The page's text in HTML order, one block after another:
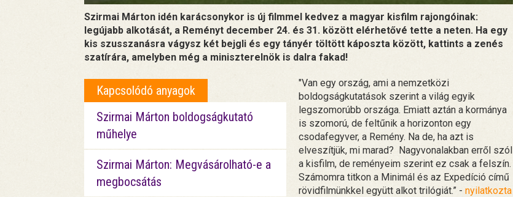
Szirmai Márton idén karácsonykor is új filmmel kedvez a magyar kisfilm rajongóinak:
legújabb alkotását, a Reményt december 24. és 31. között elérhetővé tette a neten. Ha egy
kis szusszanásra vágysz két bejgli és egy tányér töltött káposzta között, kattints a zenés
szatírára, amelyben még a miniszterelnök is dalra fakad!
Kapcsolódó anyagok
Szirmai Márton boldogságkutató
műhelye
Szirmai Márton: Megvásárolható-e a
megbocsátás
"Van egy ország, ami a nemzetközi
boldogságkutatások szerint a világ egyik
legszomorúbb országa. Emiatt aztán a kormánya
is szomorú, de feltűnik a horizonton egy
csodafegyver, a Remény. Na de, ha azt is
elveszítjük, mi marad? Nagyvonalakban erről szól
a kisfilm, de reményeim szerint ez csak a felszín.
Számomra titkon a Minimál és az Expedíció című
rövidfilmünkkel együtt alkot trilógiát.” -nyilatkozta